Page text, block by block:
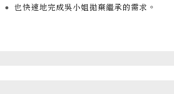
也快速地完成吳小姐拋棄繼承的需求。